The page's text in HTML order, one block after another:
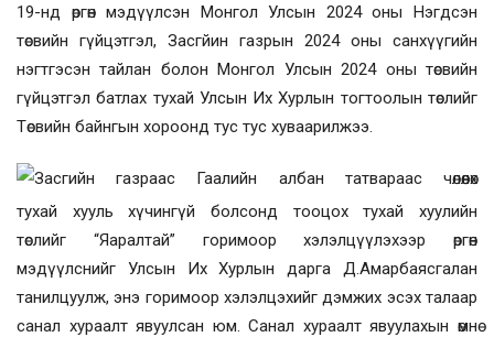
19-нд өргөн мэдүүлсэн Монгол Улсын 2024 оны Нэгдсэн
төсвийн гүйцэтгэл, Засгйин газрын 2024 оны санхүүгийн
нэгтгэсэн тайлан болон Монгол Улсын 2024 оны төсвийн
гүйцэтгэл батлах тухай Улсын Их Хурлын тогтоолын төслийг
Төсвийн байнгын хороонд тус тус хуваарилжээ.
Засгийн газраас
Гаалийн албан татвараас чөлөөлөх
тухай хууль хүчингүй болсонд тооцох тухай хуулийн
төслийг “Яаралтай” горимоор хэлэлцүүлэхээр өргөн
мэдүүлснийг Улсын Их Хурлын дарга Д.Амарбаясгалан
танилцуулж, энэ горимоор хэлэлцэхийг дэмжих эсэх талаар
санал хураалт явуулсан юм. Санал хураалт явуулахын өмнө